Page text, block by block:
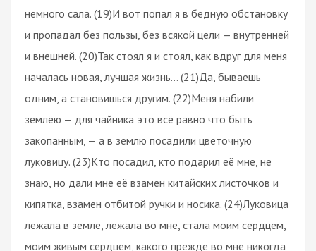
немного сала. (19)И вот попал я в бедную обстановку
и пропадал без пользы, без всякой цели — внутренней
и внешней. (20)Так стоял я и стоял, как вдруг для меня
началась новая, лучшая жизнь… (21)Да, бываешь
одним, а становишься другим. (22)Меня набили
землёю — для чайника это всё равно что быть
закопанным, — а в землю посадили цветочную
луковицу. (23)Кто посадил, кто подарил её мне, не
знаю, но дали мне её взамен китайских листочков и
кипятка, взамен отбитой ручки и носика. (24)Луковица
лежала в земле, лежала во мне, стала моим сердцем,
моим живым сердцем, какого прежде во мне никогда